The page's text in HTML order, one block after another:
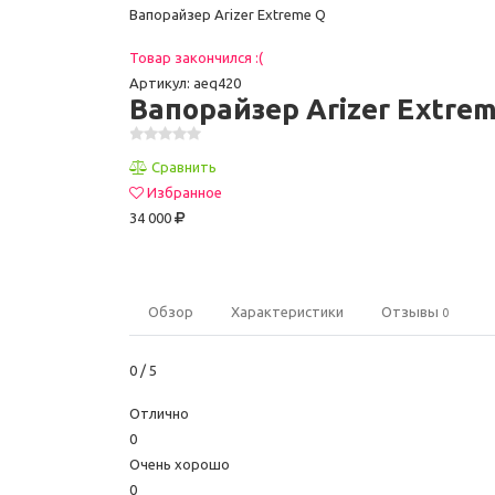
Вапорайзер Arizer Extreme Q
Товар закончился :(
Артикул: aeq420
Вапорайзер Arizer
Сравнить
Избранное
34 000
Обзор Характеристики Отзывы 0
0 / 5
Отлично
0
Очень хорошо
0